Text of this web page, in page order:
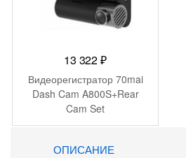
13 322₽
Видеорегистратор 70mai
Dash Cam A800S+Rear
Cam Set
ОПИСАНИЕ